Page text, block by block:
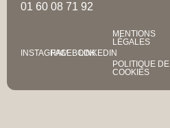
01 60 08 71 92
MENTIONS
LÉGALES
POLITIQUE DE
COOKIES
INSTAGRAMFACEBOOKLINKEDIN